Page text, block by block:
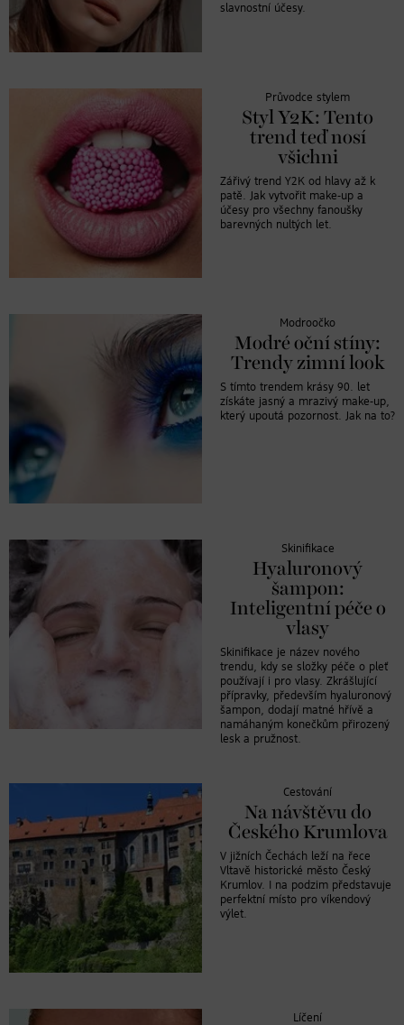
slavnostní účesy.
Průvodce stylem
Styl Y2K: Tento
trend teď nosí
všichni
Zářivý trend Y2K od hlavy až k
patě. Jak vytvořit make-up a
účesy pro všechny fanoušky
barevných nultých let.
Modroočko
Modré oční stíny:
Trendy zimní look
S tímto trendem krásy 90. let
získáte jasný a mrazivý make-up,
který upoutá pozornost. Jak na to?
Skinifikace
Hyaluronový
šampon:
Inteligentní péče o
vlasy
Skinifikace je název nového
trendu, kdy se složky péče o pleť
používají i pro vlasy. Zkrášlující
přípravky, především hyaluronový
šampon, dodají matné hřívě a
namáhaným konečkům přirozený
lesk a pružnost.
Cestování
Na návštěvu do
Českého Krumlova
V jižních Čechách leží na řece
Vltavě historické město Český
Krumlov. I na podzim představuje
perfektní místo pro víkendový
výlet.
Líčení